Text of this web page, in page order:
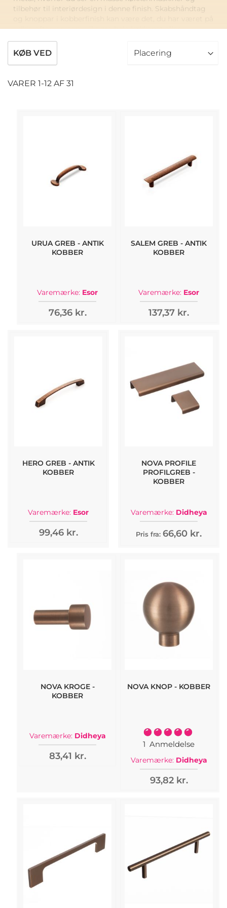
tilbehør til interiørdesign i denne finish. Skabshåndtag
udkig efter, og som vil gøre hele køkkenet eller
badeværelset interiør komplet!
Der er en bred vifte af forskellige kobberfinisher i vores
der tilfredsstiller dig mest.
VARER 1-12 AF 31
URUA GREB - ANTIK
KOBBER
Varemærke: Esor
76,36 kr.
SALEM GREB - ANTIK
KOBBER
Varemærke: Esor
137,37 kr.
HERO GREB - ANTIK
KOBBER
Varemærke: Esor
99,46 kr.
NOVA PROFILE
PROFILGREB -
KOBBER
Varemærke: Didheya
Pris fra: 66,60 kr.
NOVA KROGE -
KOBBER
Varemærke: Didheya
83,41 kr.
NOVA KNOP - KOBBER
Bedømmelse:
100%
1 Anmeldelse
Varemærke: Didheya
93,82 kr.
KØB VED